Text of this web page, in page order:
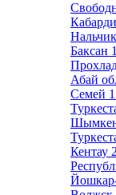
Нальчик
Баксан 1
Абай
Семей
Кентау 2